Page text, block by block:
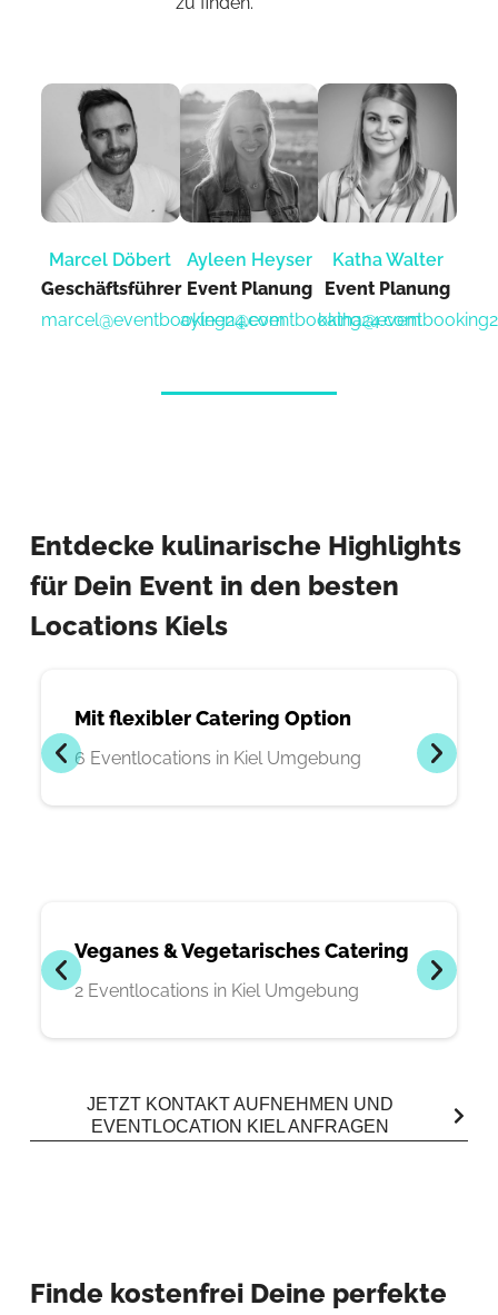
Marcel Döbert
Geschäftsführer
marcel@eventbooking24.com
Ayleen Heyser
Event Planung​
ayleen@eventbooking24.com
Katha Walter
Event Planung​
Entdecke kulinarische Highlights
für Dein Event in den besten
Locations Kiels
Mit flexibler Catering Option
6 Eventlocations in Kiel Umgebung
Veganes & Vegetarisches Catering
2 Eventlocations in Kiel Umgebung
JETZT KONTAKT AUFNEHMEN UND
EVENTLOCATION KIEL ANFRAGEN
Finde kostenfrei Deine perfekte